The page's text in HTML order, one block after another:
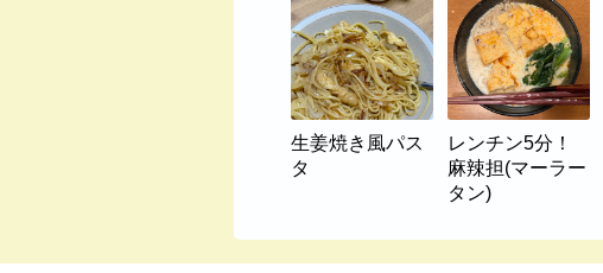
生姜焼き風パス
タ
レンチン5分！
麻辣担(マーラー
タン)